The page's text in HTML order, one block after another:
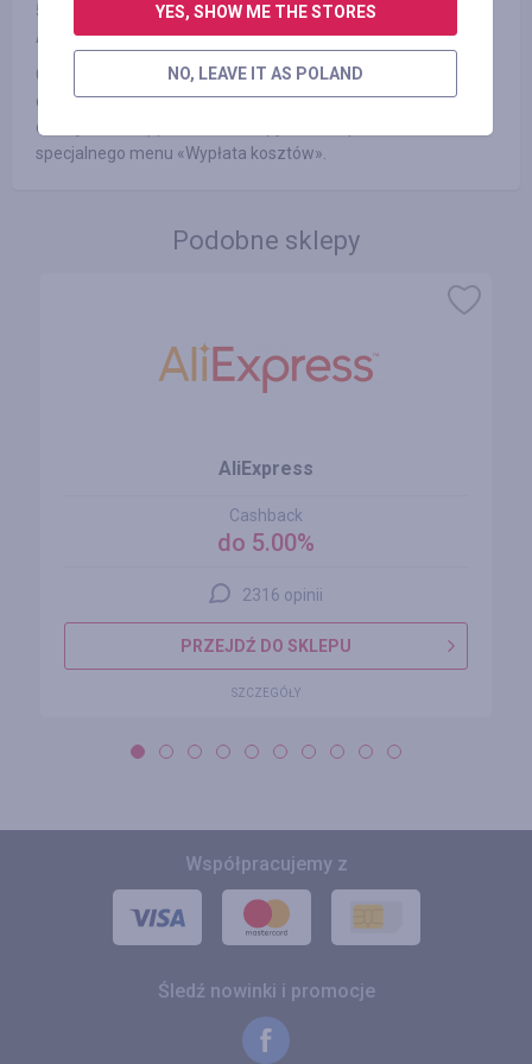
5. Nie korzystasz lub wyłączyłeś specjalne blokery reklam jak
AdBlock, lub inne
Gwarantujemy wypłatę zarobionych przez Ciebie kosztów w
dogodny sposób w ciągu trzech dni roboczych (zwykłe nie
dłużej niż doba) po złożeniu zapytania za pośrednictwem
specjalnego menu «Wypłata kosztów».
Podobne sklepy
AliExpress
Cashback
do 5.00%
2316 opinii
PRZEJDŹ DO SKLEPU
SZCZEGÓŁY
Współpracujemy z
Śledź nowinki i promocje
YES, SHOW ME THE STORES
NO, LEAVE IT AS POLAND